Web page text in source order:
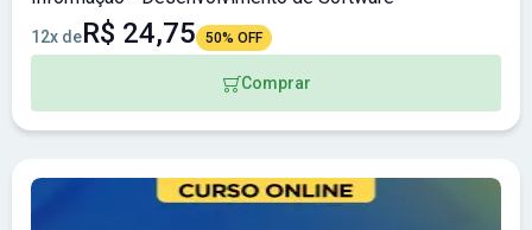
12x deR$ 24,75 50% OFF
Comprar